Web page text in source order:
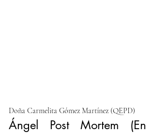
Doña Carmelita Gómez Martínez (QEPD)
Ángel Post Mortem (En